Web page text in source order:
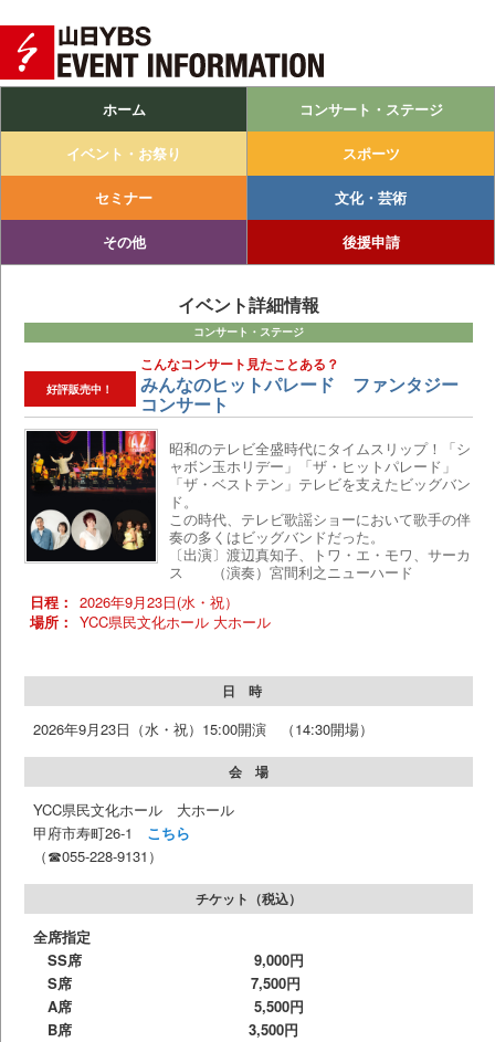
ホーム コンサート・ステージ
イベント・お祭り スポーツ
セミナー 文化・芸術
その他 後援申請
イベント詳細情報
コンサート・ステージ
好評販売中！
こんなコンサート見たことある？
みんなのヒットパレード ファンタジー
コンサート
昭和のテレビ全盛時代にタイムスリップ！「シ
ャボン玉ホリデー」「ザ・ヒットパレード」
「ザ・ベストテン」テレビを支えたビッグバン
ド。
この時代、テレビ歌謡ショーにおいて歌手の伴
奏の多くはビッグバンドだった。
〔出演〕渡辺真知子、トワ・エ・モワ、サーカ
ス （演奏）宮間利之ニューハード
日程： 2026年9月23日(水・祝）
場所： YCC県民文化ホール 大ホール
日 時
2026年9月23日（水・祝）15:00開演 （14:30開場）
会 場
YCC県民文化ホール 大ホール
甲府市寿町26-1 こちら
（☎055-228-9131）
チケット（税込）
全席指定
SS席 9,000円
S席 7,500円
A席 5,500円
B席3,500円